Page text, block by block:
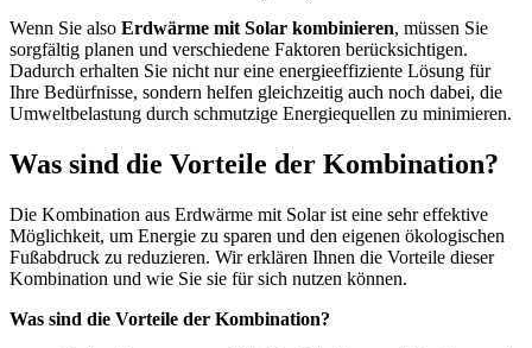
Wenn Sie also Erdwärme mit Solar kombinieren, müssen Sie
sorgfältig planen und verschiedene Faktoren berücksichtigen.
Dadurch erhalten Sie nicht nur eine energieeffiziente Lösung für
Ihre Bedürfnisse, sondern helfen gleichzeitig auch noch dabei, die
Umweltbelastung durch schmutzige Energiequellen zu minimieren.
Was sind die Vorteile der Kombination?
Die Kombination aus Erdwärme mit Solar ist eine sehr effektive
Möglichkeit, um Energie zu sparen und den eigenen ökologischen
Fußabdruck zu reduzieren. Wir erklären Ihnen die Vorteile dieser
Kombination und wie Sie sie für sich nutzen können.
Was sind die Vorteile der Kombination?